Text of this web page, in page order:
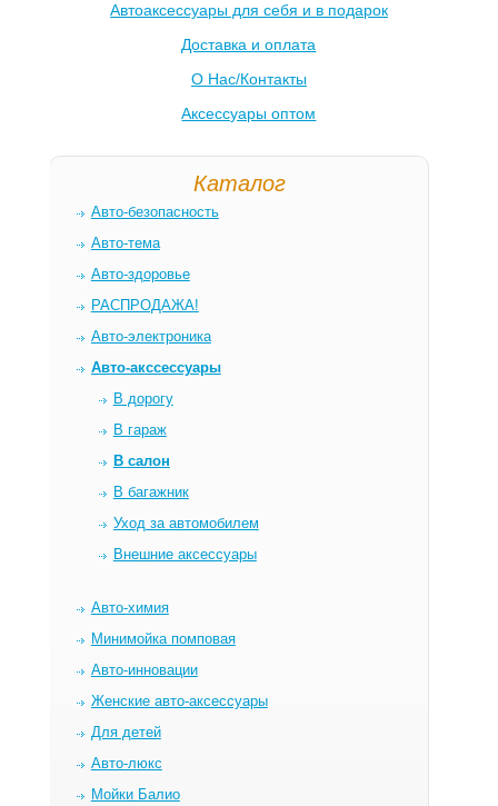
Автоаксессуары для себя и в подарок
Доставка и оплата
О Нас/Контакты
Аксессуары оптом
Каталог
Авто-безопасность
Авто-тема
Авто-здоровье
РАСПРОДАЖА!
Авто-электроника
Авто-акссессуары
В дорогу
В гараж
В салон
В багажник
Уход за автомобилем
Внешние аксессуары
Авто-химия
Минимойка помповая
Авто-инновации
Женские авто-аксессуары
Для детей
Авто-люкс
Мойки Балио